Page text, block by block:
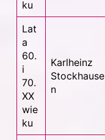
ku
Lat
a
60.
i
70.
XX
wie
ku
Karlheinz
Stockhause
n